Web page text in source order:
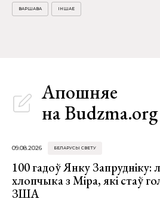
ВАРШАВА ІНШАЕ
Апошняе
на Budzma.org
09.08.2026 БЕЛАРУСЫ СВЕТУ
100 гадоў Янку
хлопчыка з Міра, які стаў
ЗША